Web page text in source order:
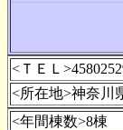
<ＴＥＬ
<所在地>神奈川
<年間棟数>8棟